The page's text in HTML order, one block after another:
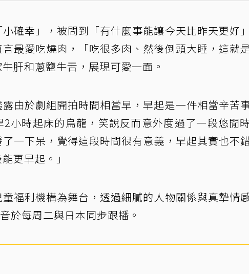
確幸」，被問到「有什麼事能讓今天比昨天更好
最愛吃燒肉，「吃很多肉、然後倒頭大睡，這就
肝和蔥鹽牛舌，展現可愛一面。
由於劇組開拍時間相當早，早起是一件相當辛苦
小時起床的烏龍，笑說反而意外度過了一段悠閒
了一下呆，覺得這段時間很有意義，早起其實也不
更早起。」
童福利機構為舞台，透過細膩的人物關係與真摯情
於每周二與日本同步跟播。